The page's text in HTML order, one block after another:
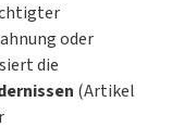
oder
die
(Artikel